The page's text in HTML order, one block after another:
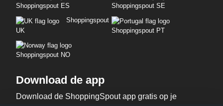
Shoppingspout ES
Shoppingspout SE
Shoppingspout
UK
Shoppingspout PT
Shoppingspout NO
Download de app
Download de ShoppingSpout app gratis op je